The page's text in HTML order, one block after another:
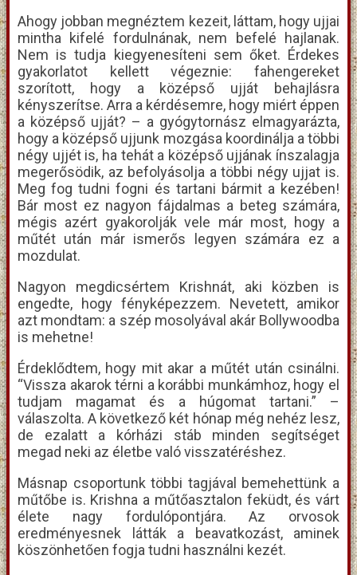
Ahogy jobban megnéztem kezeit, láttam, hogy ujjai
mintha kifelé fordulnának, nem befelé hajlanak.
Nem is tudja kiegyenesíteni sem őket. Érdekes
gyakorlatot kellett végeznie: fahengereket
szorított, hogy a középső ujját behajlásra
kényszerítse. Arra a kérdésemre, hogy miért éppen
a középső ujját? – a gyógytornász elmagyarázta,
hogy a középső ujjunk mozgása koordinálja a többi
négy ujjét is, ha tehát a középső ujjának ínszalagja
megerősödik, az befolyásolja a többi négy ujjat is.
Meg fog tudni fogni és tartani bármit a kezében!
Bár most ez nagyon fájdalmas a beteg számára,
mégis azért gyakorolják vele már most, hogy a
műtét után már ismerős legyen számára ez a
mozdulat.
Nagyon megdicsértem Krishnát, aki közben is
engedte, hogy fényképezzem. Nevetett, amikor
azt mondtam: a szép mosolyával akár Bollywoodba
is mehetne!
Érdeklődtem, hogy mit akar a műtét után csinálni.
“Vissza akarok térni a korábbi munkámhoz, hogy el
tudjam magamat és a húgomat tartani.” –
válaszolta. A következő két hónap még nehéz lesz,
de ezalatt a kórházi stáb minden segítséget
megad neki az életbe való visszatéréshez.
Másnap csoportunk többi tagjával bemehettünk a
műtőbe is. Krishna a műtőasztalon feküdt, és várt
élete nagy fordulópontjára. Az orvosok
eredményesnek látták a beavatkozást, aminek
köszönhetően fogja tudni használni kezét.